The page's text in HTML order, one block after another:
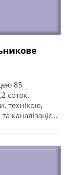
85
соток.
технікою,
каналізацією,
— все